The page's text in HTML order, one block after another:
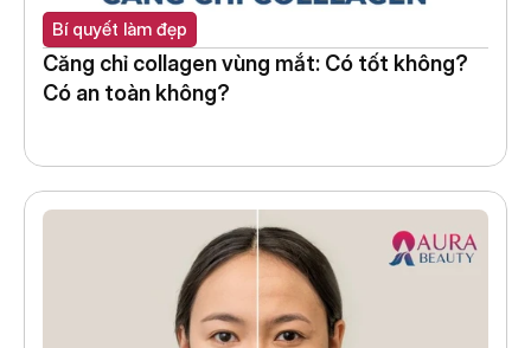
Bí quyết làm đẹp
Căng chỉ collagen vùng mắt: Có tốt không?
Có an toàn không?